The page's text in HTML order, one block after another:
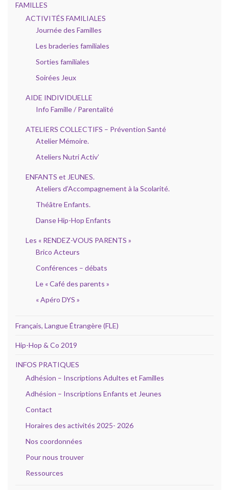
FAMILLES
ACTIVITÉS FAMILIALES
Journée des Familles
Les braderies familiales
Sorties familiales
Soirées Jeux
AIDE INDIVIDUELLE
Info Famille / Parentalité
ATELIERS COLLECTIFS – Prévention Santé
Atelier Mémoire.
Ateliers Nutri Activ’
ENFANTS et JEUNES.
Ateliers d’Accompagnement à la Scolarité.
Théâtre Enfants.
Danse Hip-Hop Enfants
Les « RENDEZ-VOUS PARENTS »
Brico Acteurs
Conférences – débats
Le « Café des parents »
« Apéro DYS »
Français, Langue Étrangère (FLE)
Hip-Hop & Co 2019
INFOS PRATIQUES
Adhésion – Inscriptions Adultes et Familles
Adhésion – Inscriptions Enfants et Jeunes
Contact
Horaires des activités 2025- 2026
Nos coordonnées
Pour nous trouver
Ressources